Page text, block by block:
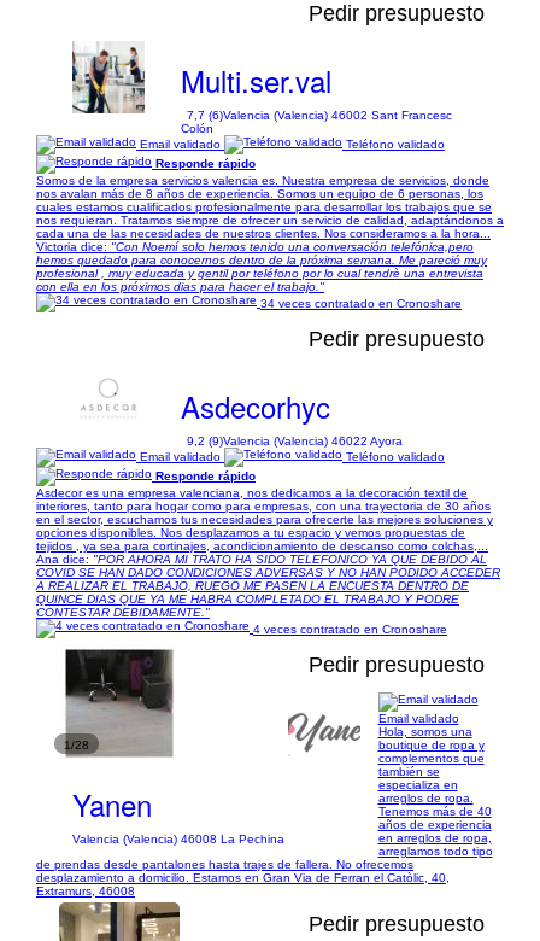
Pedir presupuesto
Multi.ser.val
7,7 (6)Valencia (Valencia) 46002 Sant Francesc
Colón
Email validado
Teléfono validado
Responde rápido
Somos de la empresa servicios valencia es. Nuestra empresa de servicios, donde
nos avalan más de 8 años de experiencia. Somos un equipo de 6 personas, los
cuales estamos cualificados profesionalmente para desarrollar los trabajos que se
nos requieran. Tratamos siempre de ofrecer un servicio de calidad, adaptándonos a
cada una de las necesidades de nuestros clientes. Nos consideramos a la hora...
Victoria dice: "Con Noemí solo hemos tenido una conversación telefónica,pero
hemos quedado para conocernos dentro de la próxima semana. Me pareció muy
profesional , muy educada y gentil por teléfono por lo cual tendrè una entrevista
con ella en los próximos dias para hacer el trabajo."
34 veces contratado en Cronoshare
Pedir presupuesto
Asdecorhyc
9,2 (9)Valencia (Valencia) 46022 Ayora
Email validado
Teléfono validado
Responde rápido
Asdecor es una empresa valenciana, nos dedicamos a la decoración textil de
interiores, tanto para hogar como para empresas, con una trayectoria de 30 años
en el sector, escuchamos tus necesidades para ofrecerte las mejores soluciones y
opciones disponibles. Nos desplazamos a tu espacio y vemos propuestas de
tejidos , ya sea para cortinajes, acondicionamiento de descanso como colchas,...
Ana dice: "POR AHORA MI TRATO HA SIDO TELEFONICO YA QUE DEBIDO AL
COVID SE HAN DADO CONDICIONES ADVERSAS Y NO HAN PODIDO ACCEDER
A REALIZAR EL TRABAJO, RUEGO ME PASEN LA ENCUESTA DENTRO DE
QUINCE DIAS QUE YA ME HABRA COMPLETADO EL TRABAJO Y PODRE
CONTESTAR DEBIDAMENTE."
4 veces contratado en Cronoshare
1/28
Pedir presupuesto
Yanen
Valencia (Valencia) 46008 La Pechina
Email validado
Hola, somos una
boutique de ropa y
complementos que
también se
especializa en
arreglos de ropa.
Tenemos más de 40
años de experiencia
en arreglos de ropa,
arreglamos todo tipo
de prendas desde pantalones hasta trajes de fallera. No ofrecemos
desplazamiento a domicilio. Estamos en Gran Via de Ferran el Catòlic, 40,
Extramurs, 46008
Pedir presupuesto